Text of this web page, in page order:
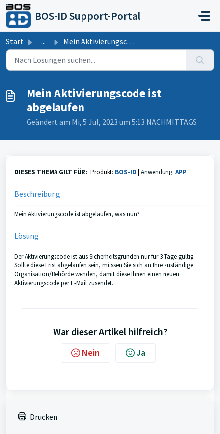
Zum hauptsächlichen Inhalt gehen
BOS-ID Support-Portal
Start ... Mein Aktivierungscode ist abgelaufen
Mein Aktivierungscode ist
abgelaufen
Geändert am Mi, 5 Jul, 2023 um 5:13 NACHMITTAGS
DIESES THEMA GILT FÜR: Produkt: BOS-ID | Anwendung: APP
Beschreibung
Mein Aktivierungscode ist abgelaufen, was nun?
Lösung
Der Aktivierungscode ist aus Sicherheitsgründen nur für 3 Tage gültig.
Sollte diese Frist abgelaufen sein, müssen Sie sich an Ihre zuständige
Organisation/Behörde wenden, damit diese Ihnen einen neuen
Aktivierungscode per E-Mail zusendet.
War dieser Artikel hilfreich?
Nein Ja
Drucken